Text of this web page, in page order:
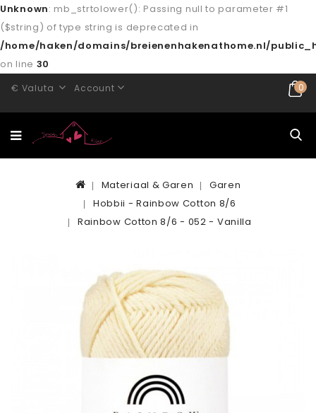
Unknown: mb_strtolower(): Passing null to parameter #1
($string) of type string is deprecated in
/home/haken/domains/breienenhakenathome.nl/
on line 30
€ Valuta Account 0
Materiaal & Garen
Garen
Hobbii - Rainbow Cotton 8/6
Rainbow Cotton 8/6 - 052 - Vanilla